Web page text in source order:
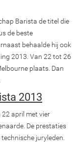
Barista de titel die
de beste
behaalde hij ook
2013. Van 22 tot 26
plaats. Dan
2013
april met vier
De prestaties
juryleden.